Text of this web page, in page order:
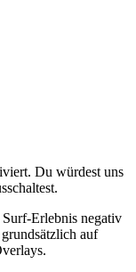
Du würdest uns
Erlebnis negativ
auf